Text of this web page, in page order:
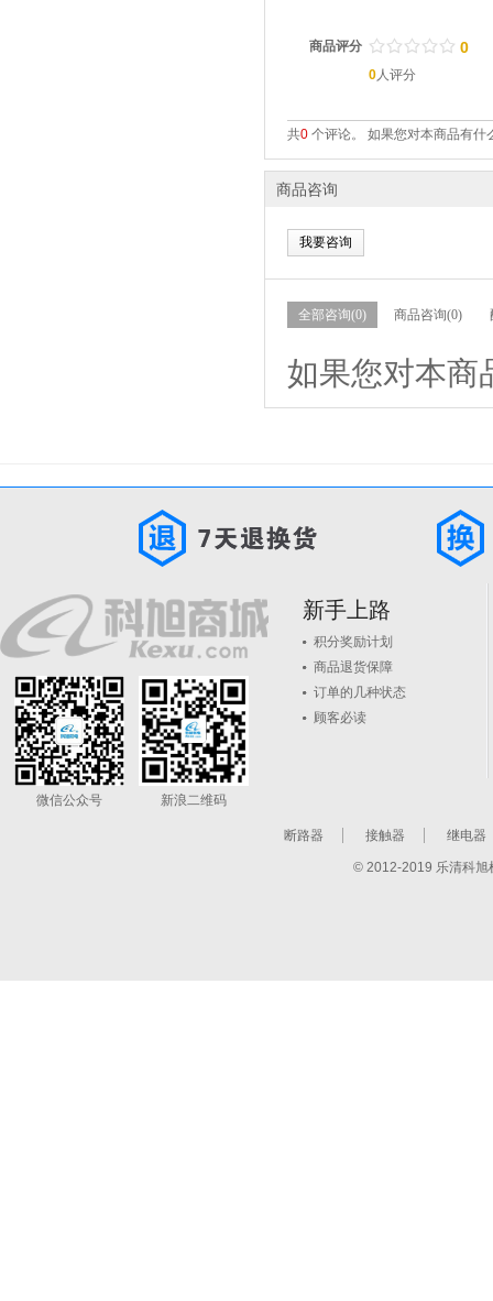
商品评分 / / / / /
. . . . . 0
0人评分
共0 个评论。 如果您对本商品有什
商品咨询
我要咨询
全部咨询(0) 商品咨询(0)
如果您对本商
微信公众号 新浪二维码
新手上路
积分奖励计划
商品退货保障
订单的几种状态
顾客必读
断路器 接触器 继电器
© 2012-2019 乐清科旭